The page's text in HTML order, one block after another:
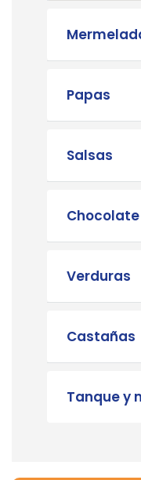
Papas
Salsas
Verduras
Castañas
Tanque y